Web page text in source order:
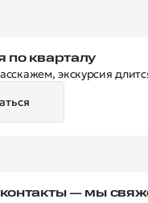
по кварталу
экскурсия
контакты — мы